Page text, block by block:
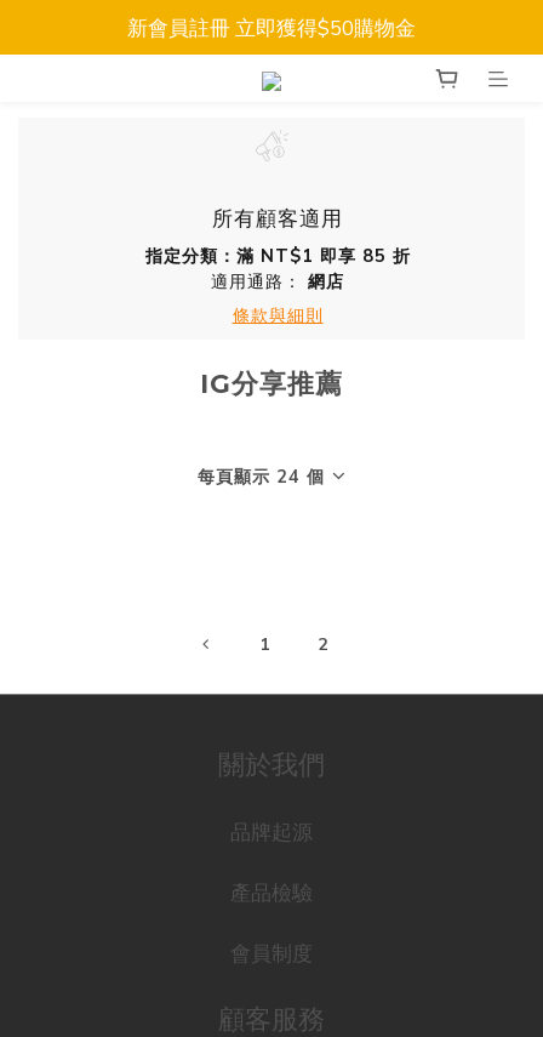
新會員註冊 立即獲得$50購物金
所有顧客適用
指定分類：滿 NT$1 即享 85 折
適用通路： 網店
條款與細則
IG分享推薦
每頁顯示 24 個
1 2
關於我們
品牌起源
產品檢驗
會員制度
顧客服務